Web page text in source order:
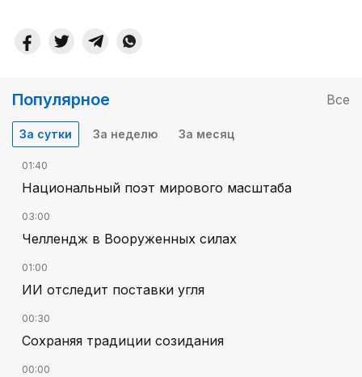
Популярное Все
За сутки За неделю За месяц
01:40
Национальный поэт мирового масштаба
03:00
Челлендж в Вооруженных силах
01:00
ИИ отследит поставки угля
00:30
Сохраняя традиции созидания
00:00